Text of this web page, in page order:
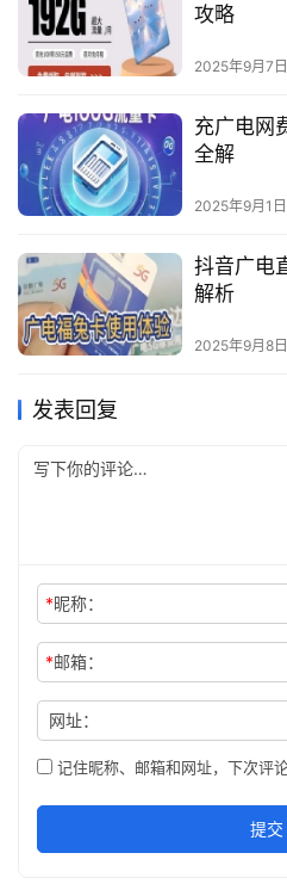
攻略
2025年9月7日
充广电网
全解
2025年9月1日
抖音广电
解析
2025年9月8日
发表回复
*昵称：
*邮箱：
网址：
记住昵称、邮箱和网址，下次评
提交